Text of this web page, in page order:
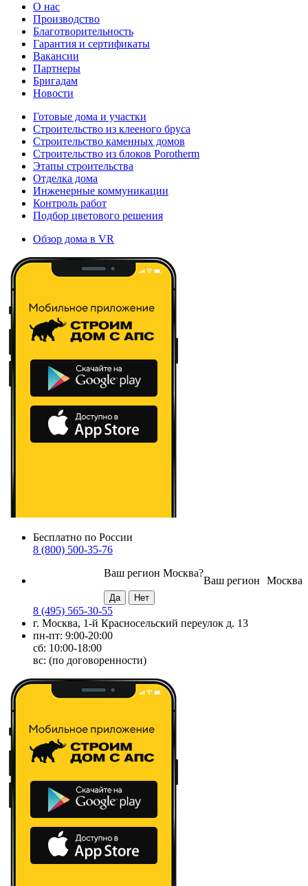
О нас
Производство
Благотворительность
Гарантия и сертификаты
Вакансии
Партнеры
Бригадам
Новости
Готовые дома и участки
Строительство из клееного бруса
Строительство каменных домов
Строительство из блоков Porotherm
Этапы строительства
Отделка дома
Инженерные коммуникации
Контроль работ
Подбор цветового решения
Обзор дома в VR
Бесплатно по России
8 (800) 500-35-76
Москва
Ваш регион
Ваш регион Москва?
8 (495) 565-30-55
г. Москва, 1-й Красносельский переулок д. 13
пн-пт: 9:00-20:00
сб: 10:00-18:00
вс: (по договоренности)